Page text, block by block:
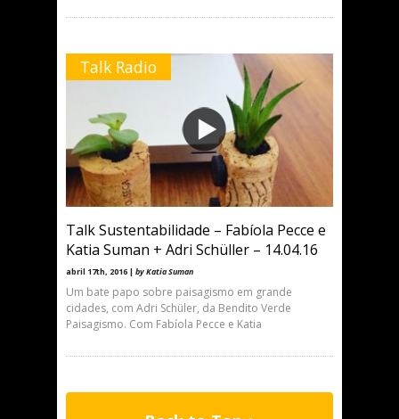
Talk Radio
Talk Sustentabilidade – Fabíola Pecce e
Katia Suman + Adri Schüller – 14.04.16
abril 17th, 2016 | by Katia Suman
Um bate papo sobre paisagismo em grande
cidades, com Adri Schüler, da Bendito Verde
Paisagismo. Com Fabíola Pecce e Katia